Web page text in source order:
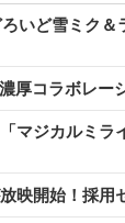
いど雪ミク
厚コラボレー
マジカルミ
映開始！採用